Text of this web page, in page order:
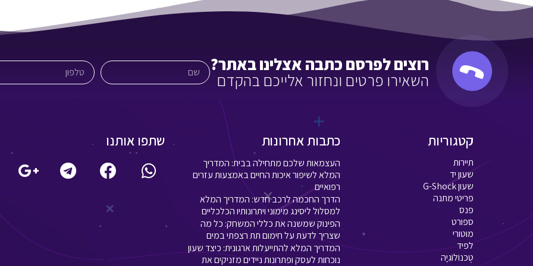
רוצים לפרסם כתבה אצלינו באתר?
השאירו פרטים ונחזור אלייכם בהקדם
קטגוריות
תיירות
שעון יד
שעון G-Shock
פריטי מתנה
פנס
ספורט
מוטורי
לפיד
טֶכנוֹלוֹגִיָה
כתבות אחרונות
העצמאות שלכם מתחילה בבית: המדריך
המלא לשיפור איכות החיים באמצעות עזרים
רפואיים
הדרך החכמה לרכב חדש: המדריך המלא
למסלול ליסינג מימוני ויתרונותיו הכלכליים
הפינוק שמשנה את כללי המשחק: כל מה
שצריך לדעת על חימום תת רצפתי במים
המדריך המלא להתייעלות ארגונית: כיצד שעון
נוכחות לעסק ופתרונות ניידים מזניקים את
שתפו אותנו